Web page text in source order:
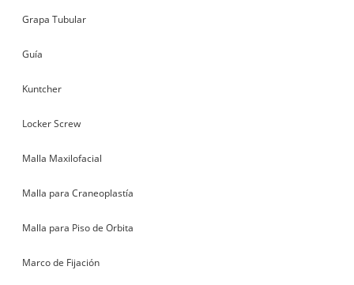
Grapa Tubular
Guía
Kuntcher
Locker Screw
Malla Maxilofacial
Malla para Craneoplastía
Malla para Piso de Orbita
Marco de Fijación